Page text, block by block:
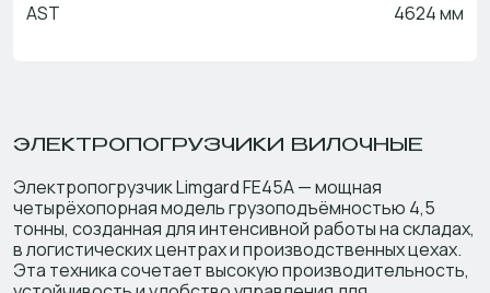
AST 4624 мм
ЭЛЕКТРОПОГРУЗЧИКИ ВИЛОЧНЫЕ
Электропогрузчик Limgard FE45A — мощная
четырёхопорная модель грузоподъёмностью 4,5
тонны, созданная для интенсивной работы на складах,
в логистических центрах и производственных цехах.
Эта техника сочетает высокую производительность,